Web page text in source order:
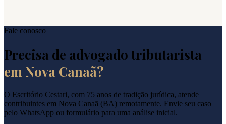
Fale conosco
Precisa de advogado tributarista
em Nova Canaã?
O Escritório Cestari, com 75 anos de tradição jurídica, atende
contribuintes em Nova Canaã (BA) remotamente. Envie seu caso
pelo WhatsApp ou formulário para uma análise inicial.